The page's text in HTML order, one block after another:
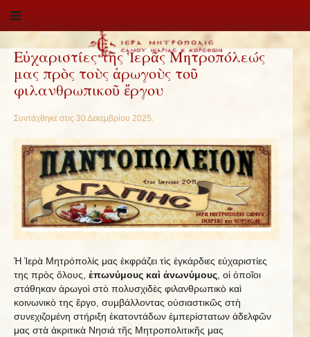
Εὐχαριστίες τῆς Ἱερᾶς Μητροπόλεώς
μας πρὸς τοὺς ἀρωγοὺς τοῦ
φιλανθρωπικοῦ ἔργου
Συντάχθηκε στις 30 Δεκεμβρίου 2025.
Ἡ Ἱερὰ Μητρόπολίς μας ἐκφράζει τὶς ἐγκάρδιες εὐχαριστίες
της πρὸς ὅλους, ἐπωνύμους καὶ ἀνωνύμους , οἱ ὁποῖοι
στάθηκαν ἀρωγοὶ στὸ πολυσχιδὲς φιλανθρωπικὸ καὶ
κοινωνικὸ της ἔργο, συμβάλλοντας οὐσιαστικῶς στὴ
συνεχιζομένη στήριξη ἑκατοντάδων ἐμπερίστατων ἀδελφῶν
μας στὰ ἀκριτικὰ Νησιά τῆς Μητροπολιτικῆς μας